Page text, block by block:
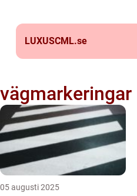
LUXUSCML.se
vägmarkeringar
05 augusti 2025